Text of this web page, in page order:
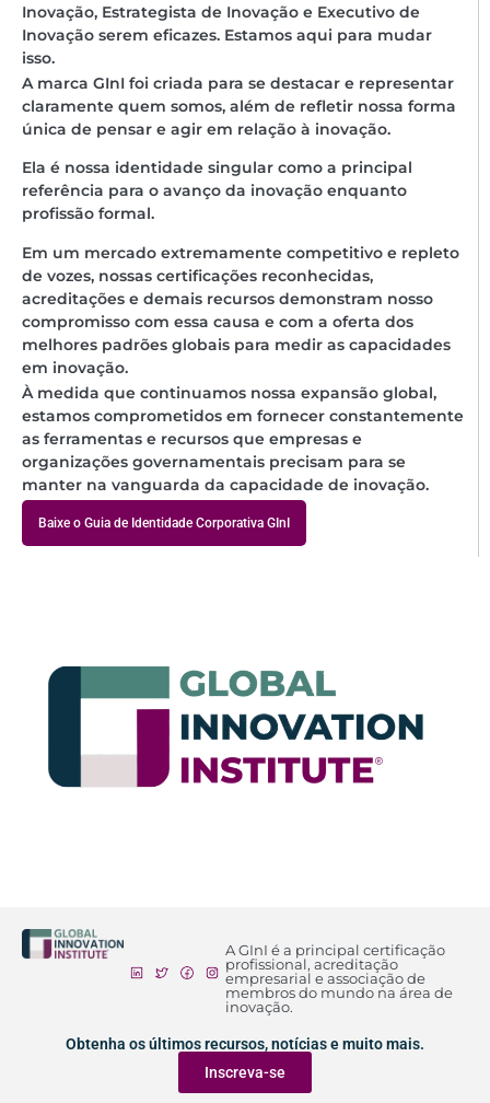
Inovação, Estrategista de Inovação e Executivo de
Inovação serem eficazes. Estamos aqui para mudar
isso.
A marca GInI foi criada para se destacar e representar
claramente quem somos, além de refletir nossa forma
única de pensar e agir em relação à inovação.
Ela é nossa identidade singular como a principal
referência para o avanço da inovação enquanto
profissão formal.
Em um mercado extremamente competitivo e repleto
de vozes, nossas certificações reconhecidas,
acreditações e demais recursos demonstram nosso
compromisso com essa causa e com a oferta dos
melhores padrões globais para medir as capacidades
em inovação.
À medida que continuamos nossa expansão global,
estamos comprometidos em fornecer constantemente
as ferramentas e recursos que empresas e
organizações governamentais precisam para se
manter na vanguarda da capacidade de inovação.
Baixe o Guia de Identidade Corporativa GInI
A GInI é a principal certificação
profissional, acreditação
empresarial e associação de
membros do mundo na área de
inovação.
Obtenha os últimos recursos, notícias e muito mais.
Inscreva-se